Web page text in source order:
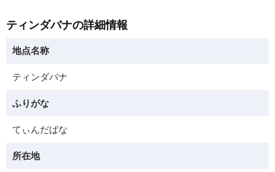
ティンダバナの詳細情報
地点名称
ティンダバナ
ふりがな
てぃんだばな
所在地